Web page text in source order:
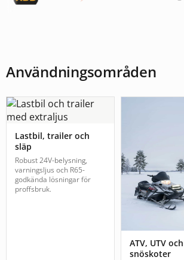
Användningsområden
Lastbil, trailer och
släp
Robust 24V-belysning,
varningsljus och R65-
godkända lösningar för
proffsbruk.
ATV, UTV och
snöskoter